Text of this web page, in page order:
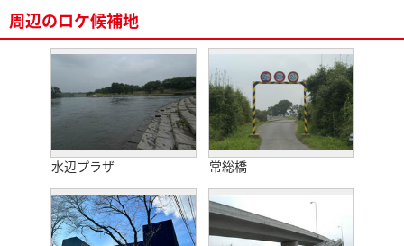
周辺のロケ候補地
水辺プラザ 常総橋